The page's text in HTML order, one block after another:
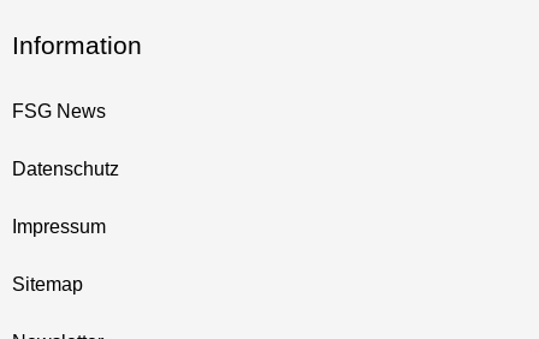
Information
FSG News
Datenschutz
Impressum
Sitemap